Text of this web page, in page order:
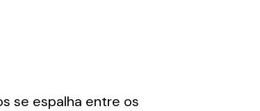
se espalha entre os